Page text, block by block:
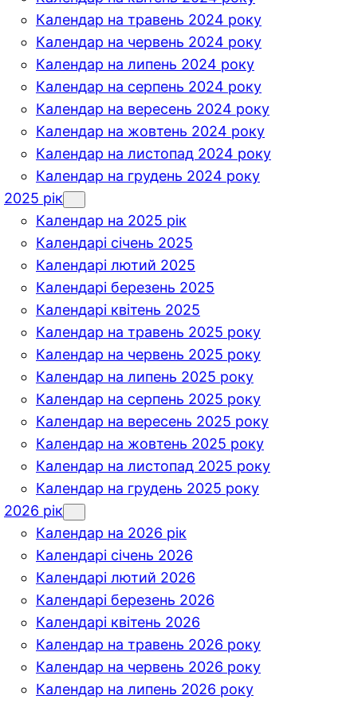
Календар на травень 2024 року
Календар на червень 2024 року
Календар на липень 2024 року
Календар на серпень 2024 року
Календар на вересень 2024 року
Календар на жовтень 2024 року
Календар на листопад 2024 року
Календар на грудень 2024 року
2025 рік
Календар на 2025 рік
Календарі січень 2025
Календарі лютий 2025
Календарі березень 2025
Календарі квітень 2025
Календар на травень 2025 року
Календар на червень 2025 року
Календар на липень 2025 року
Календар на серпень 2025 року
Календар на вересень 2025 року
Календар на жовтень 2025 року
Календар на листопад 2025 року
Календар на грудень 2025 року
2026 рік
Календар на 2026 рік
Календарі січень 2026
Календарі лютий 2026
Календарі березень 2026
Календарі квітень 2026
Календар на травень 2026 року
Календар на червень 2026 року
Календар на липень 2026 року